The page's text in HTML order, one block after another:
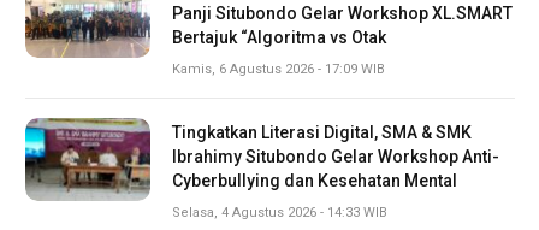
Panji Situbondo Gelar Workshop XL.SMART
Bertajuk “Algoritma vs Otak
Kamis, 6 Agustus 2026 - 17:09 WIB
Tingkatkan Literasi Digital, SMA & SMK
Ibrahimy Situbondo Gelar Workshop Anti-
Cyberbullying dan Kesehatan Mental
Selasa, 4 Agustus 2026 - 14:33 WIB